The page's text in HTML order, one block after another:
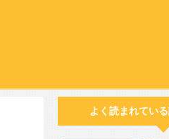
よく読まれてい